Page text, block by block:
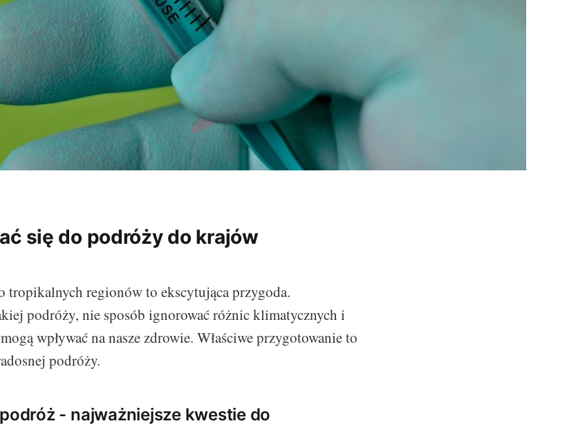
się do podróży do krajów
tropikalnych regionów to ekscytująca przygoda.
podróży, nie sposób ignorować różnic klimatycznych i
wpływać na nasze zdrowie. Właściwe przygotowanie to
podróży.
- najważniejsze kwestie do